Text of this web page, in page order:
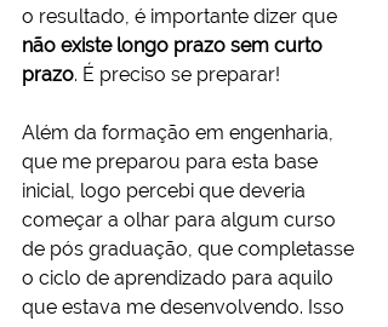
o resultado, é importante dizer que
não existe longo prazo sem curto
prazo. É preciso se preparar!
Além da formação em engenharia,
que me preparou para esta base
inicial, logo percebi que deveria
começar a olhar para algum curso
de pós graduação, que completasse
o ciclo de aprendizado para aquilo
que estava me desenvolvendo. Isso